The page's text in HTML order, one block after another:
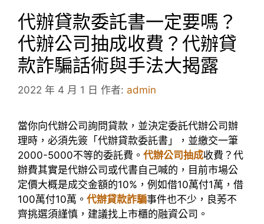
代辦貸款委託書一定要嗎？
代辦公司抽成收費？代辦貸
款詐騙話術與手法大揭露
2022 年 4 月 1 日 作者: admin
當你向代辦公司詢問貸款，並決定委託代辦公司辦
理時，必須先簽「代辦貸款委託書」，並繳交一筆
2000-5000不等的委託費。 代辦公司抽成收費？代
辦費其實是代辦公司或代書自己喊的，目前市場公
定價大概是成交金額的10%，例如借10萬付1萬，借
100萬付10萬。 代辦貸款詐騙事件也不少，良莠不
齊挑選須謹慎，建議找上市櫃的融資公司。